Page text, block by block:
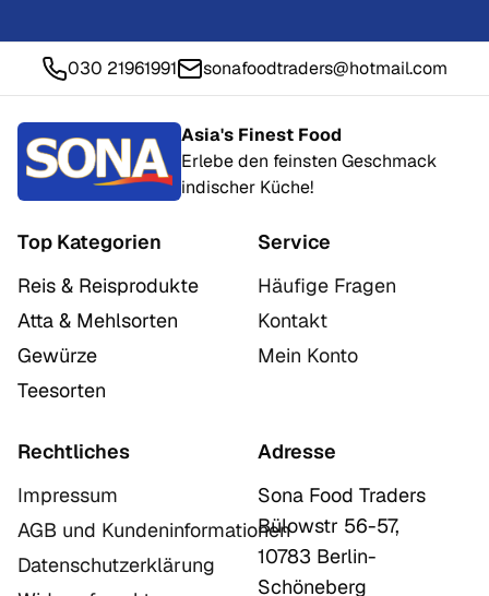
030 21961991 sonafoodtraders@hotmail.com
Asia's Finest Food
Erlebe den feinsten Geschmack
indischer Küche!
Top Kategorien
Reis & Reisprodukte
Atta & Mehlsorten
Gewürze
Teesorten
Service
Häufige Fragen
Kontakt
Mein Konto
Rechtliches
Impressum
AGB und Kundeninformationen
Datenschutzerklärung
Adresse
Sona Food Traders
Bülowstr 56-57,
10783 Berlin-
Schöneberg